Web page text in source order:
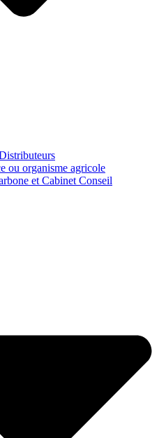
ou organisme agricole
et Cabinet Conseil